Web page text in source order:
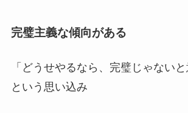
完璧主義な傾向がある
「どうせやるなら、完璧じゃないと
という思い込み